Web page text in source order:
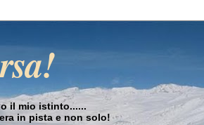
il mio istinto......
in pista e non solo!